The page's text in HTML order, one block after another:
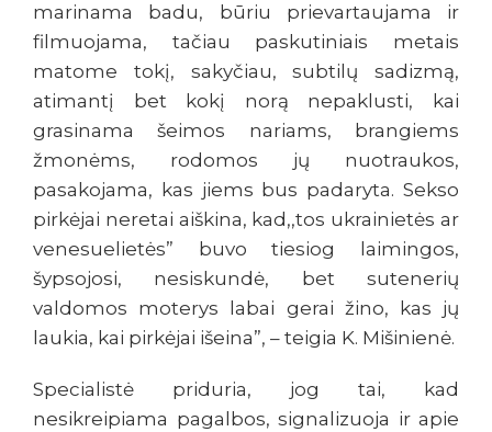
marinama badu, būriu prievartaujama ir
filmuojama, tačiau paskutiniais metais
matome tokį, sakyčiau, subtilų sadizmą,
atimantį bet kokį norą nepaklusti, kai
grasinama šeimos nariams, brangiems
žmonėms, rodomos jų nuotraukos,
pasakojama, kas jiems bus padaryta. Sekso
pirkėjai neretai aiškina, kad,,tos ukrainietės ar
venesuelietės” buvo tiesiog laimingos,
šypsojosi, nesiskundė, bet sutenerių
valdomos moterys labai gerai žino, kas jų
laukia, kai pirkėjai išeina”, – teigia K. Mišinienė.
Specialistė priduria, jog tai, kad
nesikreipiama pagalbos, signalizuoja ir apie